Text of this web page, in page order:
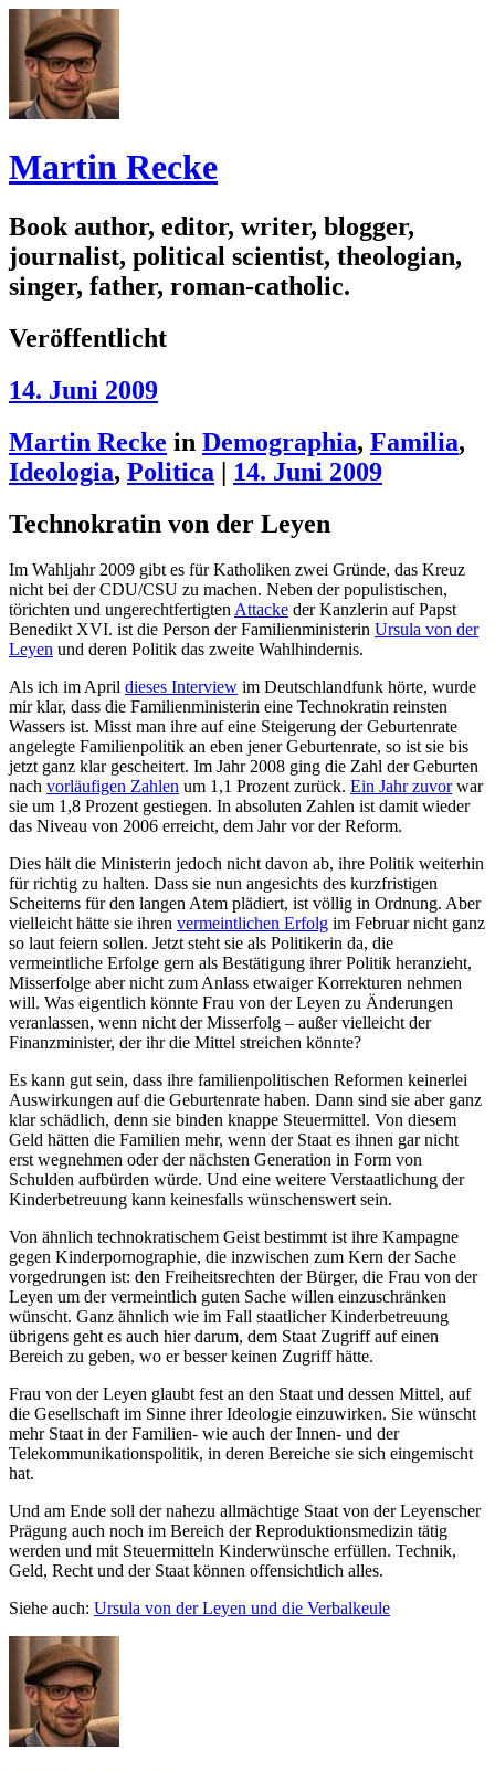
Martin Recke
Book author, editor, writer, blogger,
journalist, political scientist, theologian,
singer, father, roman-catholic.
Veröffentlicht
14. Juni 2009
Martin Recke in Demographia, Familia,
Ideologia, Politica | 14. Juni 2009
Technokratin von der Leyen
Im Wahljahr 2009 gibt es für Katholiken zwei Gründe, das Kreuz
nicht bei der CDU/CSU zu machen. Neben der populistischen,
törichten und ungerechtfertigtenAttacke der Kanzlerin auf Papst
Benedikt XVI. ist die Person der Familienministerin Ursula von der
Leyen und deren Politik das zweite Wahlhindernis.
Als ich im April dieses Interview im Deutschlandfunk hörte, wurde
mir klar, dass die Familienministerin eine Technokratin reinsten
Wassers ist. Misst man ihre auf eine Steigerung der Geburtenrate
angelegte Familienpolitik an eben jener Geburtenrate, so ist sie bis
jetzt ganz klar gescheitert. Im Jahr 2008 ging die Zahl der Geburten
nach vorläufigen Zahlen um 1,1 Prozent zurück. Ein Jahr zuvorwar
sie um 1,8 Prozent gestiegen. In absoluten Zahlen ist damit wieder
das Niveau von 2006 erreicht, dem Jahr vor der Reform.
Dies hält die Ministerin jedoch nicht davon ab, ihre Politik weiterhin
für richtig zu halten. Dass sie nun angesichts des kurzfristigen
Scheiterns für den langen Atem plädiert, ist völlig in Ordnung. Aber
vielleicht hätte sie ihren vermeintlichen Erfolg im Februar nicht ganz
so laut feiern sollen. Jetzt steht sie als Politikerin da, die
vermeintliche Erfolge gern als Bestätigung ihrer Politik heranzieht,
Misserfolge aber nicht zum Anlass etwaiger Korrekturen nehmen
will. Was eigentlich könnte Frau von der Leyen zu Änderungen
veranlassen, wenn nicht der Misserfolg – außer vielleicht der
Finanzminister, der ihr die Mittel streichen könnte?
Es kann gut sein, dass ihre familienpolitischen Reformen keinerlei
Auswirkungen auf die Geburtenrate haben. Dann sind sie aber ganz
klar schädlich, denn sie binden knappe Steuermittel. Von diesem
Geld hätten die Familien mehr, wenn der Staat es ihnen gar nicht
erst wegnehmen oder der nächsten Generation in Form von
Schulden aufbürden würde. Und eine weitere Verstaatlichung der
Kinderbetreuung kann keinesfalls wünschenswert sein.
Von ähnlich technokratischem Geist bestimmt ist ihre Kampagne
gegen Kinderpornographie, die inzwischen zum Kern der Sache
vorgedrungen ist: den Freiheitsrechten der Bürger, die Frau von der
Leyen um der vermeintlich guten Sache willen einzuschränken
wünscht. Ganz ähnlich wie im Fall staatlicher Kinderbetreuung
übrigens geht es auch hier darum, dem Staat Zugriff auf einen
Bereich zu geben, wo er besser keinen Zugriff hätte.
Frau von der Leyen glaubt fest an den Staat und dessen Mittel, auf
die Gesellschaft im Sinne ihrer Ideologie einzuwirken. Sie wünscht
mehr Staat in der Familien- wie auch der Innen- und der
Telekommunikationspolitik, in deren Bereiche sie sich eingemischt
hat.
Und am Ende soll der nahezu allmächtige Staat von der Leyenscher
Prägung auch noch im Bereich der Reproduktionsmedizin tätig
werden und mit Steuermitteln Kinderwünsche erfüllen. Technik,
Geld, Recht und der Staat können offensichtlich alles.
Siehe auch: Ursula von der Leyen und die Verbalkeule